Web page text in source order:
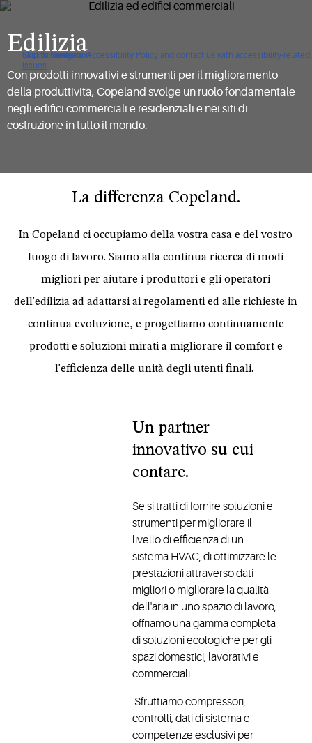
Click to view our Accessibility Policy and contact us with accessibility-related
issues
Skip to Navigation
Skip to Content
Skip to Search
Edilizia
Con prodotti innovativi e strumenti per il miglioramento
della produttività, Copeland svolge un ruolo fondamentale
negli edifici commerciali e residenziali e nei siti di
costruzione in tutto il mondo.
La differenza Copeland.
In Copeland ci occupiamo della vostra casa e del vostro
luogo di lavoro. Siamo alla continua ricerca di modi
migliori per aiutare i produttori e gli operatori
dell'edilizia ad adattarsi ai regolamenti ed alle richieste in
continua evoluzione, e progettiamo continuamente
prodotti e soluzioni mirati a migliorare il comfort e
l'efficienza delle unità degli utenti finali.
Un partner
innovativo su cui
contare.​
Se si tratti di fornire soluzioni e
strumenti per migliorare il
livello di efficienza di un
sistema HVAC, di ottimizzare le
prestazioni attraverso dati
migliori o migliorare la qualità
dell'aria in uno spazio di lavoro,
offriamo una gamma completa
di soluzioni ecologiche per gli
spazi domestici, lavorativi e
commerciali.
Sfruttiamo compressori,
controlli, dati di sistema e
competenze esclusivi per